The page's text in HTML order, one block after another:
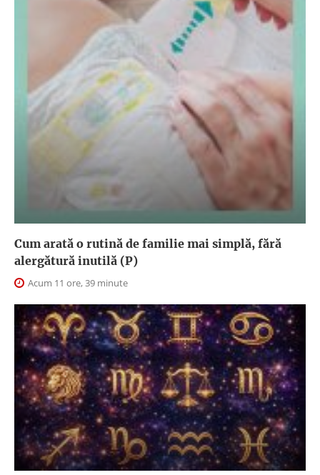
Cum arată o rutină de familie mai simplă, fără
alergătură inutilă (P)
Acum 11 ore, 39 minute